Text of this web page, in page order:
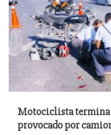
Motociclista termina
provocado por